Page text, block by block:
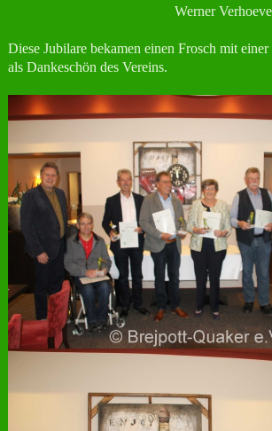
Werner
Diese Jubilare bekamen einen Frosch mit
als Dankeschön des Vereins.